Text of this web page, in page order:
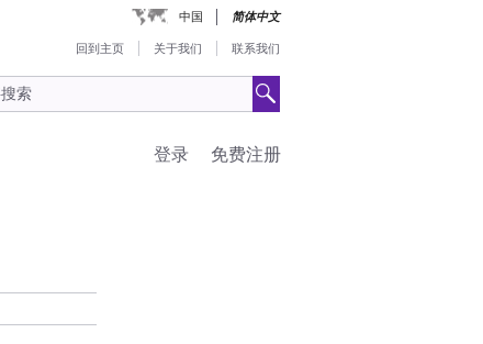
中国 简体中文
回到主页 关于我们 联系我们
免费注册
登录